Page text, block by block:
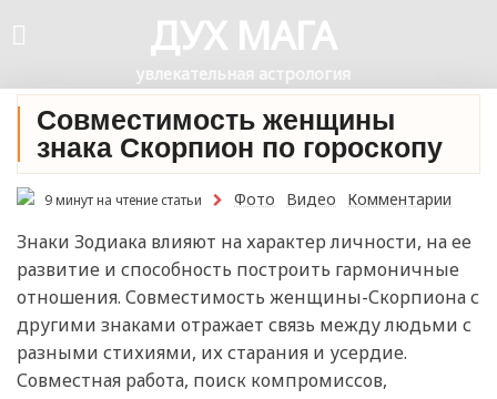
ДУХ МАГА
увлекательная астрология
Совместимость женщины
знака Скорпион по гороскопу
9 минут на чтение статьи Фото Видео Комментарии
Знаки Зодиака влияют на характер личности, на ее
развитие и способность построить гармоничные
отношения. Совместимость женщины-Скорпиона с
другими знаками отражает связь между людьми с
разными стихиями, их старания и усердие.
Совместная работа, поиск компромиссов,